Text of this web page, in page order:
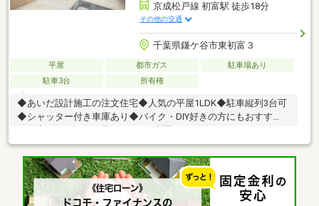
京成松戸線 初富駅 徒歩18分
その他の交通
千葉県鎌ケ谷市東初富３
平屋 都市ガス
駐車場あり
駐車3台
所有権
◆あいだ設計施工の注文住宅◆人気の平屋1LDK◆駐車縦列3台可
◆シャッター付き車庫あり◆バイク・DIY好きの方にもおすす